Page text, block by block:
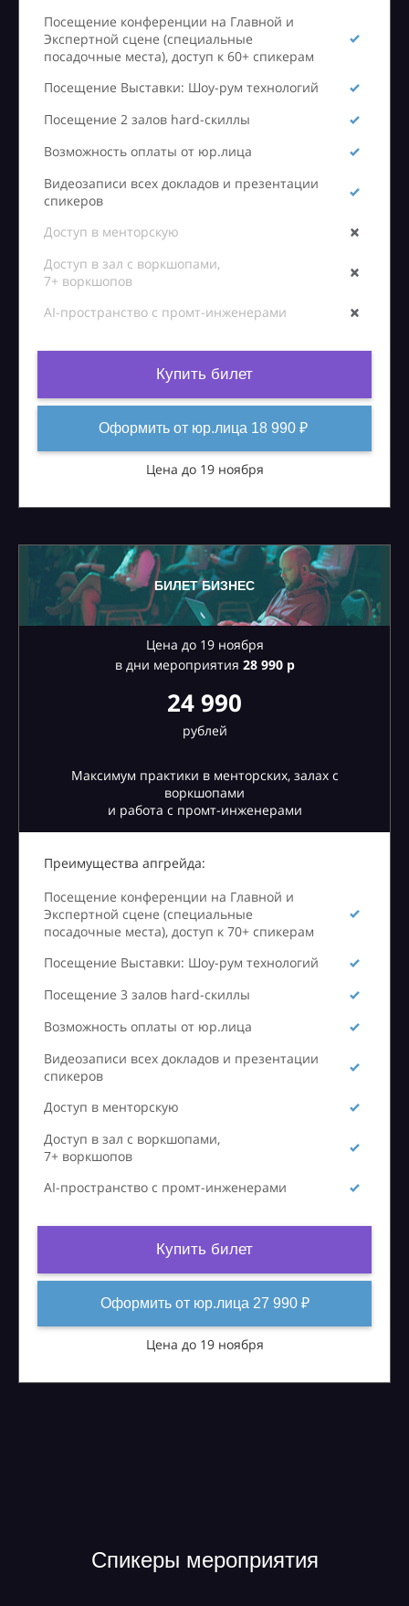
Посещение конференции на Главной и
Экспертной сцене (специальные
посадочные места), доступ к 60+ спикерам
Посещение Выставки: Шоу-рум технологий
Посещение 2 залов hard-скиллы
Возможность оплаты от юр.лица
Видеозаписи всех докладов и презентации
спикеров
Доступ в менторскую
Доступ в зал с воркшопами,
7+ воркшопов
AI-пространство с промт-инженерами
Купить билет
Оформить от юр.лица 18 990 ₽
Цена до 19 ноября
БИЛЕТ БИЗНЕС
Цена до 19 ноября
в дни мероприятия 28990 р
24 990
рублей
Максимум практики в менторских, залах с
воркшопами
и работа с промт-инженерами
Преимущества апгрейда:
Посещение конференции на Главной и
Экспертной сцене (специальные
посадочные места), доступ к 70+ спикерам
Посещение Выставки: Шоу-рум технологий
Посещение 3 залов hard-скиллы
Возможность оплаты от юр.лица
Видеозаписи всех докладов и презентации
спикеров
Доступ в менторскую
Доступ в зал с воркшопами,
7+ воркшопов
AI-пространство с промт-инженерами
Купить билет
Оформить от юр.лица 27 990 ₽
Цена до 19 ноября
Спикеры мероприятия